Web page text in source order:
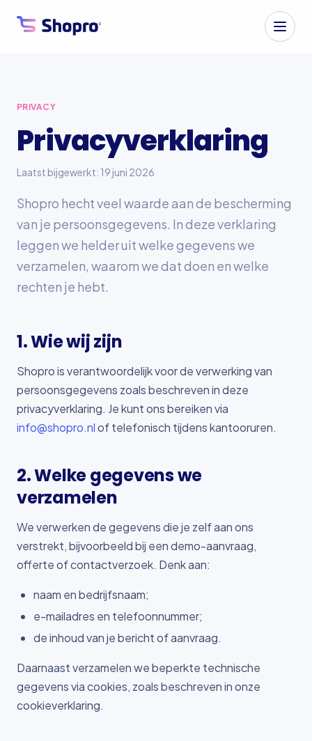
PRIVACY
Privacyverklaring
Laatst bijgewerkt: 19 juni 2026
Shopro hecht veel waarde aan de bescherming
van je persoonsgegevens. In deze verklaring
leggen we helder uit welke gegevens we
verzamelen, waarom we dat doen en welke
rechten je hebt.
1. Wie wij zijn
Shopro is verantwoordelijk voor de verwerking van
persoonsgegevens zoals beschreven in deze
privacyverklaring. Je kunt ons bereiken via
info@shopro.nlof telefonisch tijdens kantooruren.
2. Welke gegevens we
verzamelen
We verwerken de gegevens die je zelf aan ons
verstrekt, bijvoorbeeld bij een demo-aanvraag,
offerte of contactverzoek. Denk aan:
naam en bedrijfsnaam;
e-mailadres en telefoonnummer;
de inhoud van je bericht of aanvraag.
Daarnaast verzamelen we beperkte technische
gegevens via cookies, zoals beschreven in onze
cookieverklaring.